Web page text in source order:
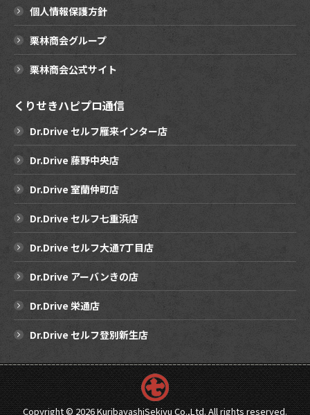
個人情報保護方針
栗林商会グループ
栗林商会公式サイト
くりせきハピプロ通信
Dr.Drive セルフ雁来インター店
Dr.Drive 藤野中央店
Dr.Drive 室蘭仲町店
Dr.Drive セルフ七重浜店
Dr.Drive セルフ大通7丁目店
Dr.Drive アーバンきの店
Dr.Drive 栄通店
Dr.Drive セルフ登別新生店
Copyright ©2026 KuribayashiSekiyu Co.,Ltd. All rights reserved.